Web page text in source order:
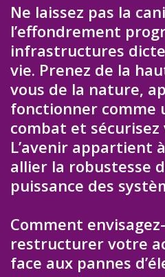
Ne laissez pas la
l’effondrement
infrastructures
vie. Prenez de la
vous de la nature,
fonctionner comme
combat et sécurisez
L’avenir appartient
allier la robustesse
puissance des
Comment
restructurer votre
face aux pannes